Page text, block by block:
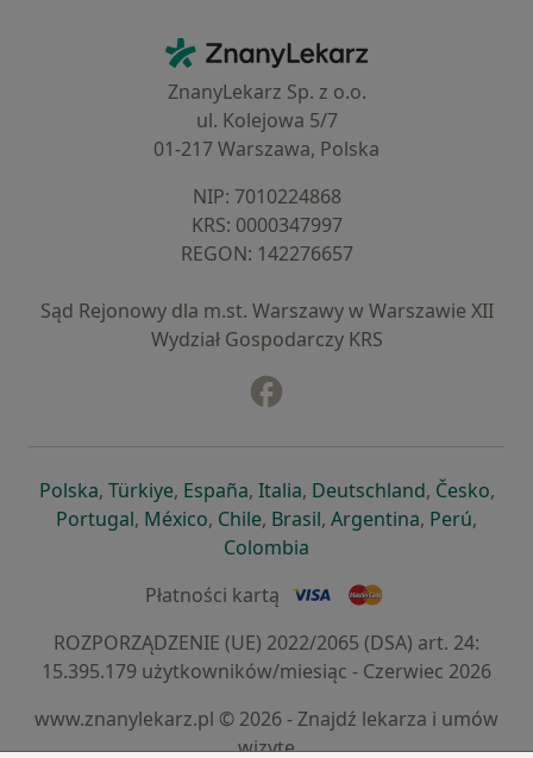
ZnanyLekarz - Strona główna
ZnanyLekarz Sp. z o.o.
ul. Kolejowa 5/7
01-217 Warszawa, Polska
NIP: ⁠7010224868
KRS: ⁠0000347997
REGON: ⁠142276657
Sąd Rejonowy dla m.st. Warszawy w Warszawie XII
Wydział Gospodarczy KRS
Polskaotwiera się w nowej karcie
, Türkiyeotwiera się w nowej karcie
, Españaotwiera się w nowej karcie
, Italiaotwiera się w nowej
, Deutschlandotwiera się
, Česko,
Portugalotwiera się w nowej karcie
, Méxicootwiera się w nowej karcie
, Chileotwiera się w nowej karcie
, Brasilotwiera się w nowej
, Argentinaotwiera się
, Perú,
Colombia
Płatności kartą
ROZPORZĄDZENIE (UE) 2022/2065 (DSA) art. 24:
15.395.179 użytkowników/miesiąc - Czerwiec 2026
www.znanylekarz.pl © 2026 - Znajdź lekarza i umów
wizytę